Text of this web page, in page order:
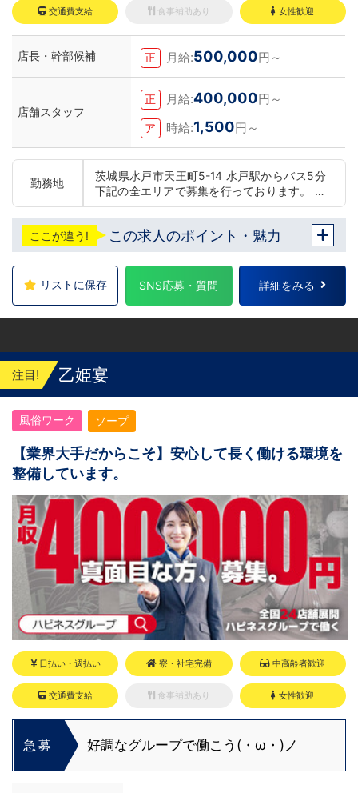
交通費支給 食事補助あり 女性歓迎
店長・幹部候補 正 月給:500,000円～
店舗スタッフ
正 月給:400,000円～
ア 時給:1,500円～
勤務地
茨城県水戸市天王町5-14 水戸駅からバス5分
下記の全エリアで募集を行っております。 東
京 五反田：五反田駅から徒歩2分 池袋：池袋
駅西口から徒歩2分 吉原：三ノ輪駅から徒歩8
分 神奈川 横浜：京急線黄金町駅から徒歩8分
茨城 水戸：水戸駅からバス5分 福岡 福岡：中
洲川端駅から徒歩8分 北海道 札幌：すすきの
駅から徒歩5分 中国・四国 鳥取：米子市皆生
ここが違う! この求人のポイント・魅力
リストに保存 SNS応募・質問 詳細をみる
注目! 乙姫宴
風俗ワーク ソープ
【業界大手だからこそ】安心して長く働ける環境を
整備しています。
日払い・週払い 寮・社宅完備 中高齢者歓迎
交通費支給 食事補助あり 女性歓迎
急募 好調なグループで働こう(・ω・)ノ